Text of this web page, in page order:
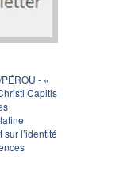
- «
Capitis
sur l’identité